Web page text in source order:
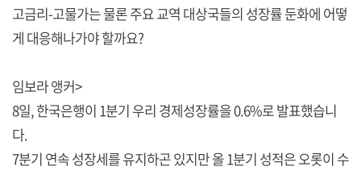
고금리-고물가는 물론 주요 교역 대상국들의 성장률 둔화에 어떻
게 대응해나가야 할까요?
임보라 앵커>
8일, 한국은행이 1분기 우리 경제성장률을 0.6%로 발표했습니
다.
7분기 연속 성장세를 유지하곤 있지만 올 1분기 성적은 오롯이 수